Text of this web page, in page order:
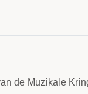
de Muzikale